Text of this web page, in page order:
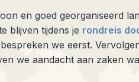
en goed georganiseerd
blijven tijdens je rondreis
we eerst.
we aandacht aan zaken